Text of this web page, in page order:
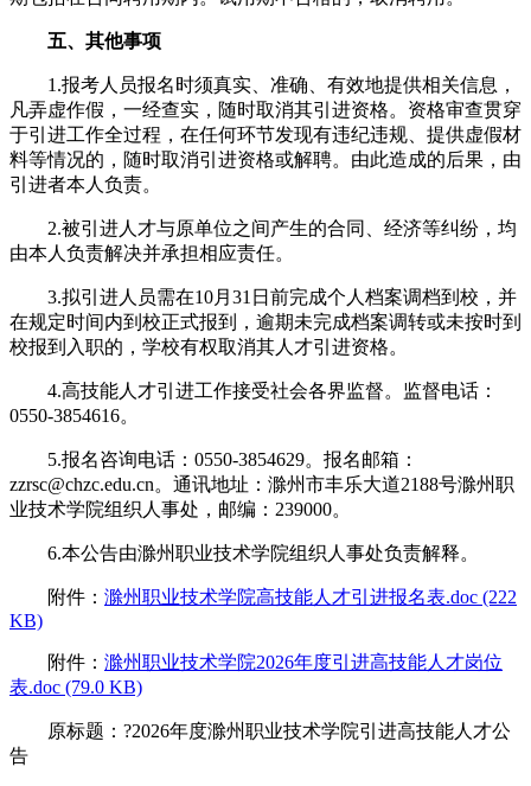
五、其他事项
1.报考人员报名时须真实、准确、有效地提供相关信息，
凡弄虚作假，一经查实，随时取消其引进资格。资格审查贯穿
于引进工作全过程，在任何环节发现有违纪违规、提供虚假材
料等情况的，随时取消引进资格或解聘。由此造成的后果，由
引进者本人负责。
2.被引进人才与原单位之间产生的合同、经济等纠纷，均
由本人负责解决并承担相应责任。
3.拟引进人员需在10月31日前完成个人档案调档到校，并
在规定时间内到校正式报到，逾期未完成档案调转或未按时到
校报到入职的，学校有权取消其人才引进资格。
4.高技能人才引进工作接受社会各界监督。监督电话：
0550-3854616。
5.报名咨询电话：0550-3854629。报名邮箱：
zzrsc@chzc.edu.cn。通讯地址：滁州市丰乐大道2188号滁州职
业技术学院组织人事处，邮编：239000。
6.本公告由滁州职业技术学院组织人事处负责解释。
附件： 滁州职业技术学院高技能人才引进报名表.doc (222
KB)
附件： 滁州职业技术学院2026年度引进高技能人才岗位
表.doc (79.0 KB)
原标题：?2026年度滁州职业技术学院引进高技能人才公
告